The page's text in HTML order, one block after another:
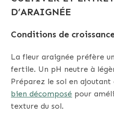
D’ARAIGNÉE
Conditions de
La fleur araignée préfère
fertile. Un pH neutre à
Préparez le sol en
bien décomposé pour
texture du sol.